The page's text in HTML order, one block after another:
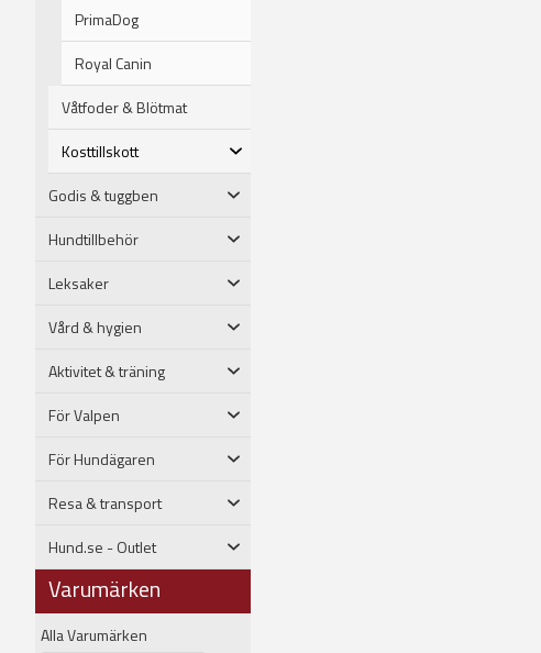
PrimaDog
Royal Canin
Våtfoder & Blötmat
Kosttillskott
Godis & tuggben
Hundtillbehör
Leksaker
Vård & hygien
Aktivitet & träning
För Valpen
För Hundägaren
Resa & transport
Hund.se - Outlet
Varumärken
Alla Varumärken